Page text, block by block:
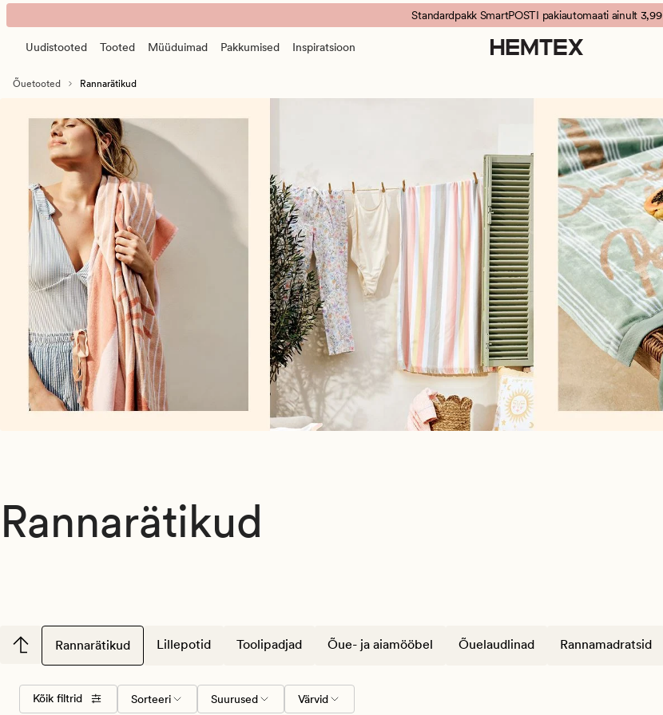
Rannalinad
ja
rannarätikud
suured
banner.
Press
to
Standardpakk SmartPOSTI pakiautomaati ainult 3,99
Uudistooted Tooted Müüduimad Pakkumised Inspiratsioon
Õuetooted Rannarätikud
Rannarätikud
Rannarätikud Lillepotid Toolipadjad Õue- ja aiamööbel Õuelaudlinad Rannamadratsid
Kõik filtrid
Valige
sorteerimise
Sorteeri Suurused
Suurused Värvid
Värvid